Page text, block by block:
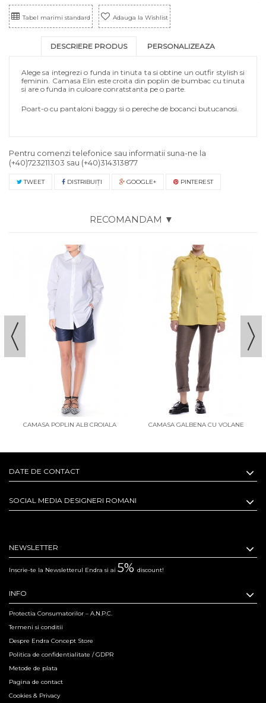
Tabel marimi standard Adauga la Wishlist
DESCRIERE PRODUS PERSONALIZEAZA
Alege sa integrezi o funda in tinuta ta si obtine un outfir stylish si
feminin. Camasa Elin este croita din poplin de bumbac cu tinuta
si are o funda in culoare conratstanta pe o parte.
Poart-o cu pantaloni baggy si o pereche de bocanci butucanosi.
Pentru comenzi telefonice sau informatii suna-ne la
(+40)723211303 sau (+40)314313877
TWEET DISTRIBUIŢI GOOGLE+ PINTEREST
RECOMANDAM ▼
CAMASA POPLIN ALB CROIALA
CAMASA GALBENA CU VOLANE
DATE DE CONTACT
SOCIAL MEDIA DESIGNERI ROMANI
NEWSLETTER
Inscrie-te la Newsletterul Endra si ai 5% discount!
INFO
Protectia Consumatorilor – A.N.P.C.
Termeni si conditii
Despre Endra Concept Store
Politica de confidentialitate / GDPR
Metode de plata
Pagina de contact
Cookies & Privacy